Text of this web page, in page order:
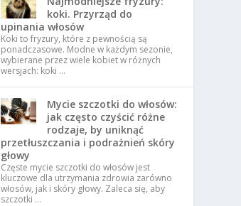
koki. Przyrząd do
upinania włosów
Koki to fryzury, które z pewnością są
ponadczasowe. Modne w każdym sezonie,
wybierane przez wiele kobiet w różnych
wersjach: koki …
Mycie szczotki do włosów:
jak często czyścić różne
rodzaje, by uniknąć
przetłuszczania i podrażnień skóry
głowy
Częste mycie szczotki do włosów jest
kluczowe dla utrzymania zdrowia zarówno
włosów, jak i skóry głowy. Zaleca się, aby
szczotki …